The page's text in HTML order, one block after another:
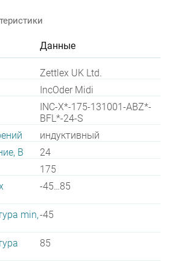
Данные
Zettlex UK Ltd.
IncOder Midi
INC-X*-175-131001-ABZ*-
BFL*-24-S
индуктивный
В
24
175
-45…85
min,-45
85